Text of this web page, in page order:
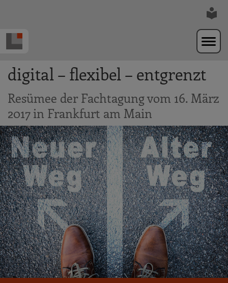
digital – flexibel – entgrenzt
Resümee der Fachtagung vom 16. März
2017 in Frankfurt am Main